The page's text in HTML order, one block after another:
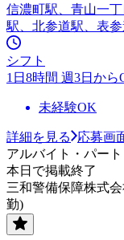
信濃町駅、青山一
駅、北参道駅、表
シフト
1日8時間 週3日から
未経験OK
詳細を見る
応募画
アルバイト・パート
本日で掲載終了
三和警備保障株式
勤)